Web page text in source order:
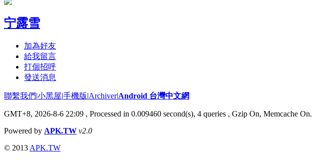
宁露雪
加為好友
給我留言
打個招呼
發送消息
聯繫我們|小黑屋|手機版|Archiver|Android 台灣中文網
GMT+8, 2026-8-6 22:09 , Processed in 0.009460 second(s), 4 queries , Gzip On, Memcache On.
Powered by APK.TW v2.0
© 2013 APK.TW